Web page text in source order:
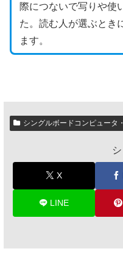
際につないで写りや使
た。読む人が選ぶとき
ます。
シングルボードコンピュータ
X
LINE